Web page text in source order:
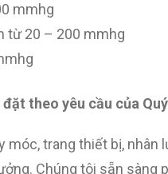
mmhg
từ 20 – 200 mmhg
theo yêu cầu của
móc, trang thiết bị,
Chúng tôi sẵn sàng